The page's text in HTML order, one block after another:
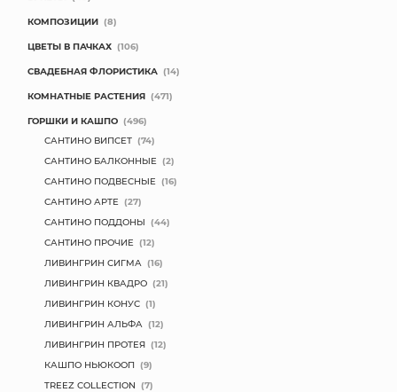
КОМПОЗИЦИИ (8)
ЦВЕТЫ В ПАЧКАХ (106)
СВАДЕБНАЯ ФЛОРИСТИКА (14)
КОМНАТНЫЕ РАСТЕНИЯ (471)
ГОРШКИ И КАШПО (496)
САНТИНО ВИПСЕТ (74)
САНТИНО БАЛКОННЫЕ (2)
САНТИНО ПОДВЕСНЫЕ (16)
САНТИНО АРТЕ (27)
САНТИНО ПОДДОНЫ (44)
САНТИНО ПРОЧИЕ (12)
ЛИВИНГРИН СИГМА (16)
ЛИВИНГРИН КВАДРО (21)
ЛИВИНГРИН КОНУС (1)
ЛИВИНГРИН АЛЬФА (12)
ЛИВИНГРИН ПРОТЕЯ (12)
КАШПО НЬЮКООП (9)
TREEZ COLLECTION (7)